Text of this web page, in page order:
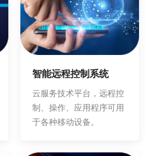
智能远程控制系统
云服务技术平台，远程控
制、操作、应用程序可用
于各种移动设备。